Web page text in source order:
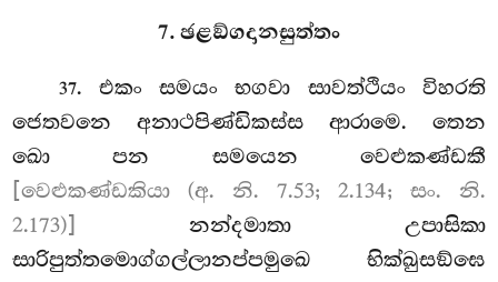
7. ඡළඞ්ගදානසුත්තං
37. එකංසමයං භගවා සාවත්ථියං විහරති
ජෙතවනෙ අනාථපිණ්ඩිකස්ස ආරාමෙ. තෙන
ඛො පන සමයෙන වෙළුකණ්ඩකී
[වෙළුකණ්ඩකියා (අ. නි. 7.53; 2.134; සං. නි.
2.173)]
නන්දමාතා උපාසිකා
සාරිපුත්තමොග්ගල්ලානප්පමුඛෙ භික්ඛුසඞ්ඝෙ